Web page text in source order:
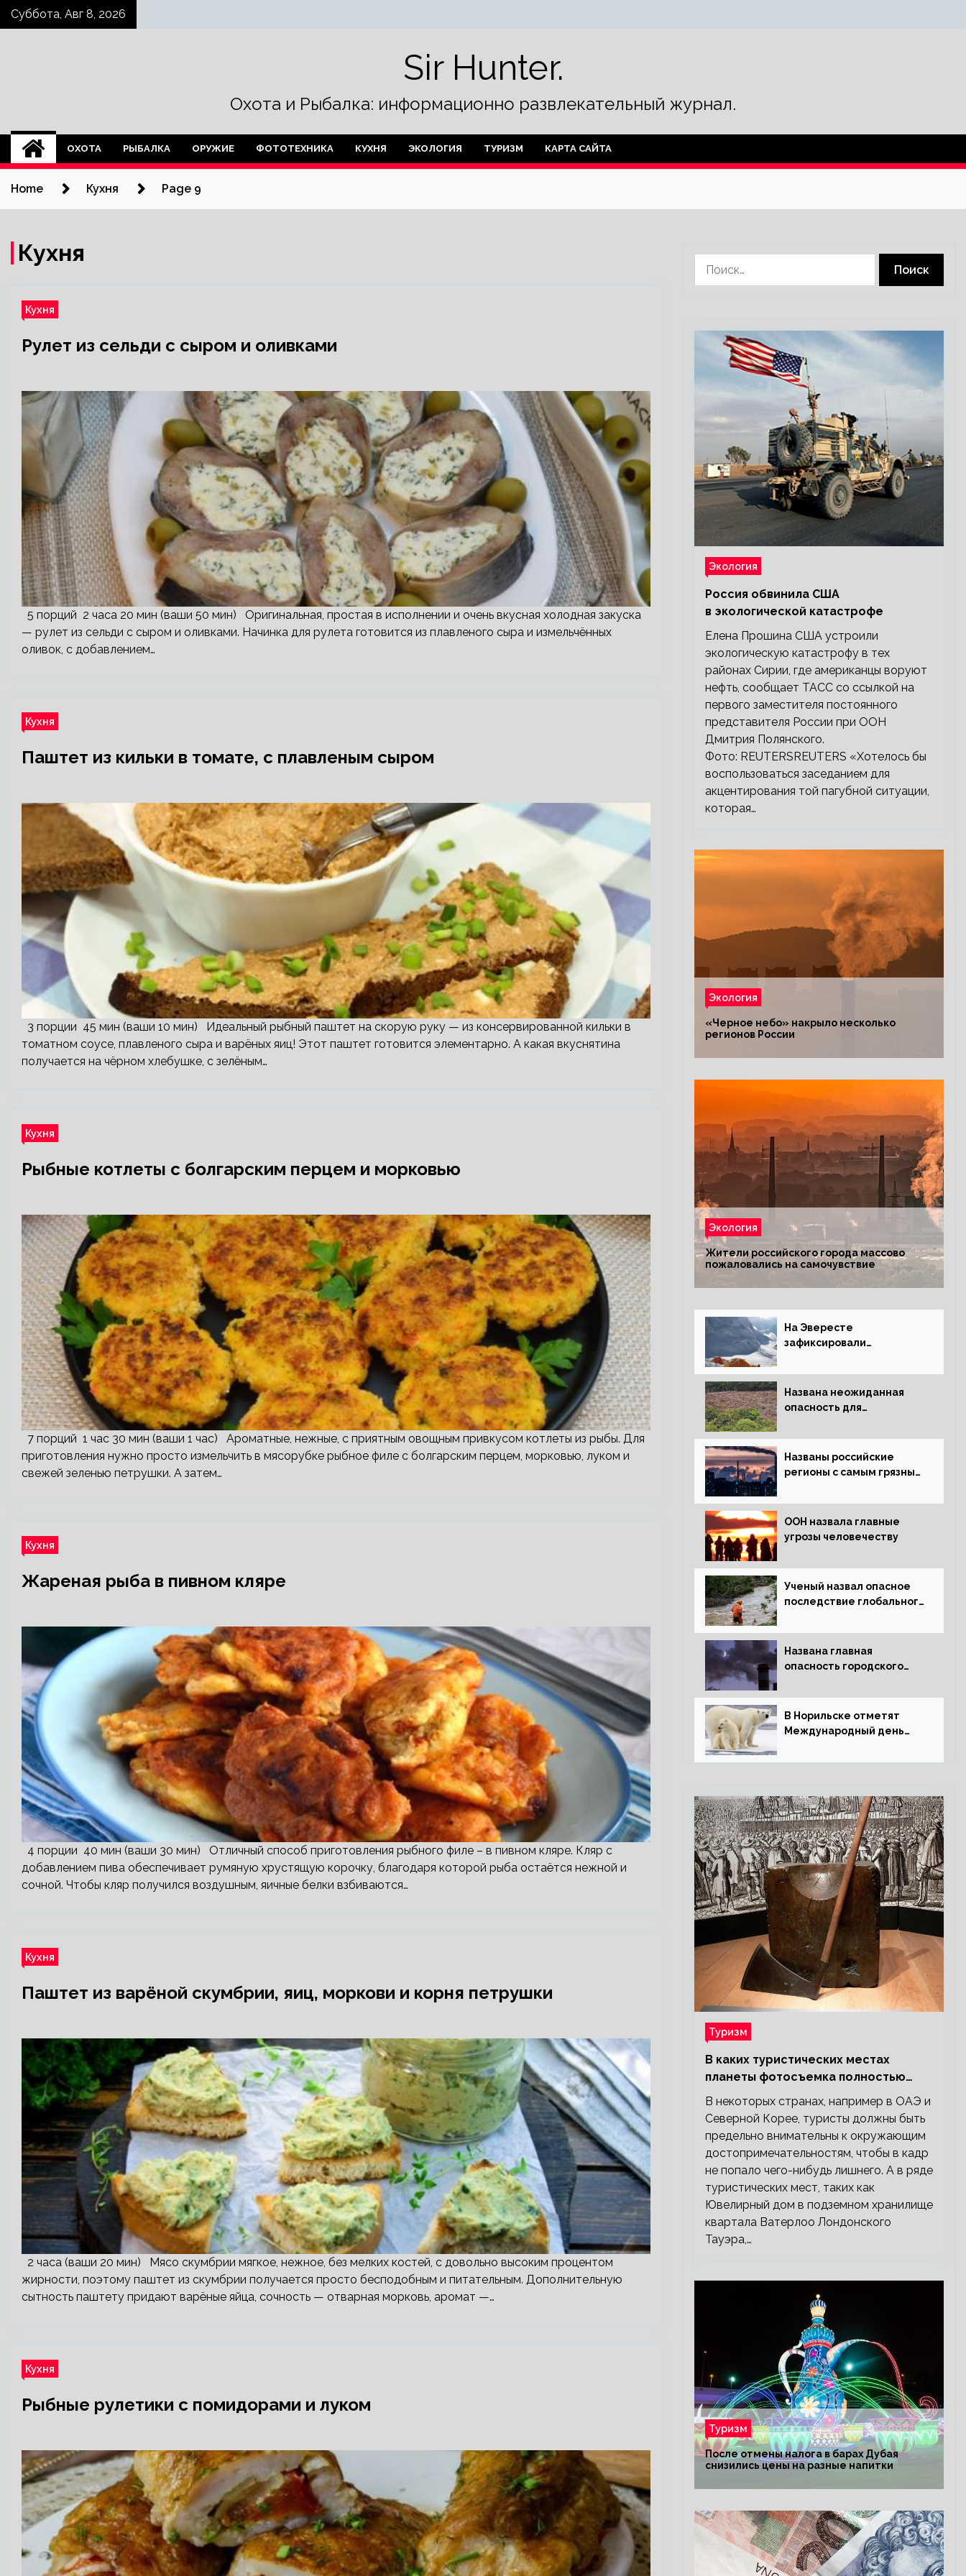
SkipСуббота, Авг 8, 2026
Sir Hunter.
Охота и Рыбалка: информационно развлекательный журнал.
ОХОТА РЫБАЛКА ОРУЖИЕ ФОТОТЕХНИКА КУХНЯ ЭКОЛОГИЯ ТУРИЗМ КАРТА САЙТА
Home Кухня Page 9
Кухня
Кухня
Рулет из сельди с сыром и оливками
5 порций 2 часа 20 мин (ваши 50 мин) Оригинальная, простая в исполнении и очень вкусная холодная закуска
— рулет из сельди с сыром и оливками. Начинка для рулета готовится из плавленого сыра и измельчённых
оливок, с добавлением…
Кухня
Паштет из кильки в томате, с плавленым сыром
3 порции 45 мин (ваши 10 мин) Идеальный рыбный паштет на скорую руку — из консервированной кильки в
томатном соусе, плавленого сыра и варёных яиц! Этот паштет готовится элементарно. А какая вкуснятина
получается на чёрном хлебушке, с зелёным…
Кухня
Рыбные котлеты с болгарским перцем и морковью
7 порций 1 час 30 мин (ваши 1 час) Ароматные, нежные, с приятным овощным привкусом котлеты из рыбы. Для
приготовления нужно просто измельчить в мясорубке рыбное филе с болгарским перцем, морковью, луком и
свежей зеленью петрушки. А затем…
Кухня
Жареная рыба в пивном кляре
4 порции 40 мин (ваши 30 мин) Отличный способ приготовления рыбного филе – в пивном кляре. Кляр с
добавлением пива обеспечивает румяную хрустящую корочку, благодаря которой рыба остаётся нежной и
сочной. Чтобы кляр получился воздушным, яичные белки взбиваются…
Кухня
Паштет из варёной скумбрии, яиц, моркови и корня петрушки
2 часа (ваши 20 мин) Мясо скумбрии мягкое, нежное, без мелких костей, с довольно высоким процентом
жирности, поэтому паштет из скумбрии получается просто бесподобным и питательным. Дополнительную
сытность паштету придают варёные яйца, сочность — отварная морковь, аромат —…
Кухня
Рыбные рулетики с помидорами и луком
Экология
Россия обвинила США
в экологической катастрофе
Елена Прошина США устроили
экологическую катастрофу в тех
районах Сирии, где американцы воруют
нефть, сообщает ТАСС со ссылкой на
первого заместителя постоянного
представителя России при ООН
Дмитрия Полянского.
Фото: REUTERSREUTERS «Хотелось бы
воспользоваться заседанием для
акцентирования той пагубной ситуации,
которая…
Экология
«Черное небо» накрыло несколько
регионов России
Экология
Жители российского города массово
пожаловались на самочувствие
На Эвересте
зафиксировали
таяние льда
Названа неожиданная
опасность для
планеты
Названы российские
регионы с самым грязным
ООН назвала главные
угрозы человечеству
Ученый назвал опасное
последствие глобального
Названа главная
опасность городского
В Норильске отметят
Международный день
Туризм
В каких туристических местах
планеты фотосъемка полностью
запрещена?
В некоторых странах, например в ОАЭ и
Северной Корее, туристы должны быть
предельно внимательны к окружающим
достопримечательностям, чтобы в кадр
не попало чего-нибудь лишнего. А в ряде
туристических мест, таких как
Ювелирный дом в подземном хранилище
квартала Ватерлоо Лондонского
Тауэра,…
Туризм
После отмены налога в барах Дубая
снизились цены на разные напитки